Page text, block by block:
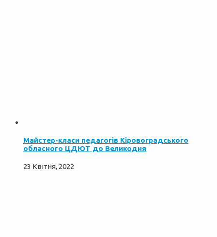
Майстер-класи педагогів Кіровоградського
обласного ЦДЮТ до Великодня
23 Квітня, 2022